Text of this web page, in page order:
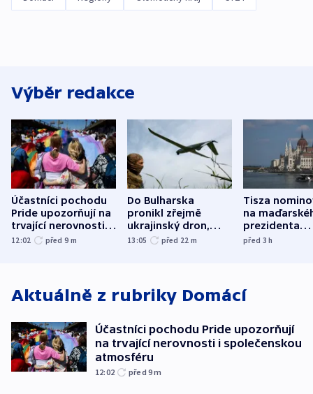
Výběr redakce
Účastníci pochodu
Pride upozorňují na
trvající nerovnosti i
společenskou
12:02 před 9 m
Do Bulharska
pronikl zřejmě
ukrajinský dron,
explodoval kilometr
13:05 před 22 m
Tisza
na
prezidenta
bývalého
před 3h
Aktuálně z rubriky Domácí
Účastníci pochodu Pride upozorňují
na trvající nerovnosti i společenskou
atmosféru
12:02 před 9m